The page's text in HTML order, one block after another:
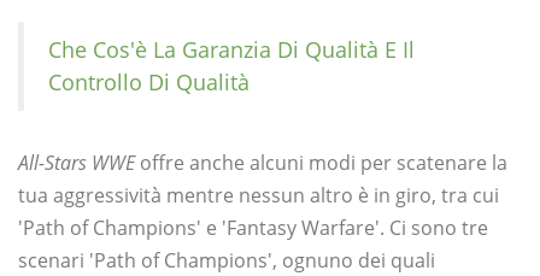
Che Cos'è La Garanzia Di Qualità E Il
Controllo Di Qualità
All-Stars WWEoffre anche alcuni modi per scatenare la
tua aggressività mentre nessun altro è in giro, tra cui
'Path of Champions' e 'Fantasy Warfare'. Ci sono tre
scenari 'Path of Champions', ognuno dei quali